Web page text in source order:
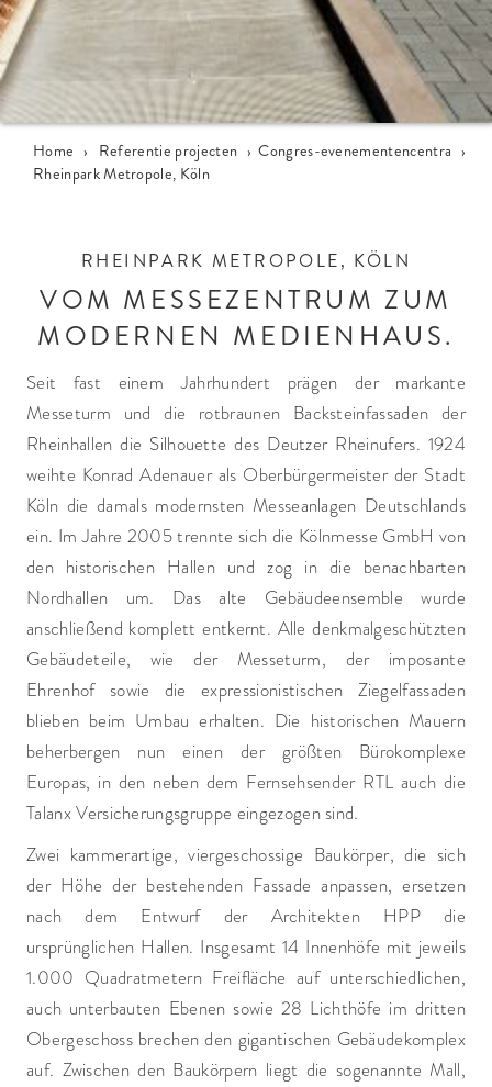
Home › Referentie projecten › Congres-evenementencentra ›
Rheinpark Metropole, Köln
RHEINPARK METROPOLE, KÖLN
VOM MESSEZENTRUM ZUM
MODERNEN MEDIENHAUS.
Seit fast einem Jahrhundert prägen der markante
Messeturm und die rotbraunen Backsteinfassaden der
Rheinhallen die Silhouette des Deutzer Rheinufers. 1924
weihte Konrad Adenauer als Oberbürgermeister der Stadt
Köln die damals modernsten Messeanlagen Deutschlands
ein. Im Jahre 2005 trennte sich die Kölnmesse GmbH von
den historischen Hallen und zog in die benachbarten
Nordhallen um. Das alte Gebäudeensemble wurde
anschließend komplett entkernt. Alle denkmalgeschützten
Gebäudeteile, wie der Messeturm, der imposante
Ehrenhof sowie die expressionistischen Ziegelfassaden
blieben beim Umbau erhalten. Die historischen Mauern
beherbergen nun einen der größten Bürokomplexe
Europas, in den neben dem Fernsehsender RTL auch die
Talanx Versicherungsgruppe eingezogen sind.
Zwei kammerartige, viergeschossige Baukörper, die sich
der Höhe der bestehenden Fassade anpassen, ersetzen
nach dem Entwurf der Architekten HPP die
ursprünglichen Hallen. Insgesamt 14 Innenhöfe mit jeweils
1.000 Quadratmetern Freifläche auf unterschiedlichen,
auch unterbauten Ebenen sowie 28 Lichthöfe im dritten
Obergeschoss brechen den gigantischen Gebäudekomplex
auf. Zwischen den Baukörpern liegt die sogenannte Mall,